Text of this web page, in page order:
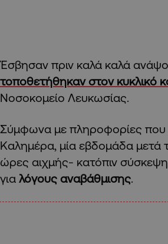
Έσβησαν πριν καλά καλά
τοποθετήθηκαν στον κυκλικό
Νοσοκομείο Λευκωσίας.
Σύμφωνα με πληροφορίες που
Καλημέρα, μία εβδομάδα μετά
ώρες αιχμής- κατόπιν
για λόγους αναβάθμισης.